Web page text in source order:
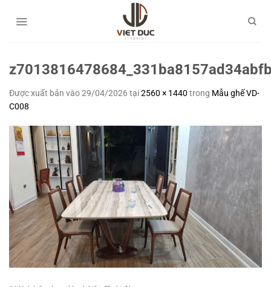
Được xuất bản vào29/04/2026 tại2560 × 1440 trong Mẫu ghế VD-
C008